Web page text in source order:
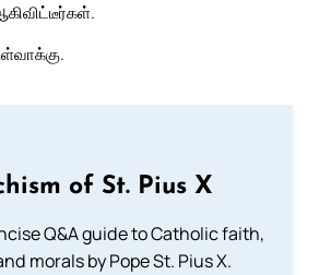
of St. Pius X
Q&A guide to Catholic faith,
morals by Pope St. Pius X.